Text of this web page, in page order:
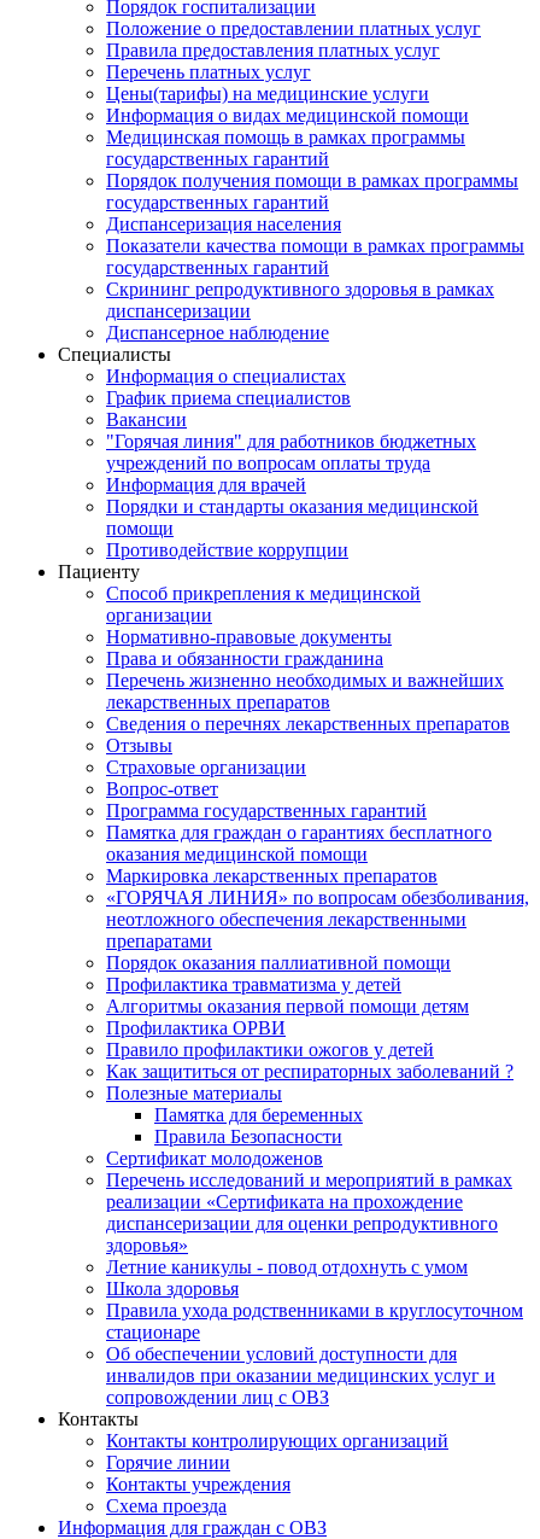
Порядок госпитализации
Положение о предоставлении платных услуг
Правила предоставления платных услуг
Перечень платных услуг
Цены(тарифы) на медицинские услуги
Информация о видах медицинской помощи
Медицинская помощь в рамках программы
государственных гарантий
Порядок получения помощи в рамках программы
государственных гарантий
Диспансеризация населения
Показатели качества помощи в рамках программы
государственных гарантий
Скрининг репродуктивного здоровья в рамках
диспансеризации
Диспансерное наблюдение
Специалисты
Информация о специалистах
График приема специалистов
Вакансии
"Горячая линия" для работников бюджетных
учреждений по вопросам оплаты труда
Информация для врачей
Порядки и стандарты оказания медицинской
помощи
Противодействие коррупции
Пациенту
Способ прикрепления к медицинской
организации
Нормативно-правовые документы
Права и обязанности гражданина
Перечень жизненно необходимых и важнейших
лекарственных препаратов
Сведения о перечнях лекарственных препаратов
Отзывы
Страховые организации
Вопрос-ответ
Программа государственных гарантий
Памятка для граждан о гарантиях бесплатного
оказания медицинской помощи
Маркировка лекарственных препаратов
«ГОРЯЧАЯ ЛИНИЯ» по вопросам обезболивания,
неотложного обеспечения лекарственными
препаратами
Порядок оказания паллиативной помощи
Профилактика травматизма у детей
Алгоритмы оказания первой помощи детям
Профилактика ОРВИ
Правило профилактики ожогов у детей
Как защититься от респираторных заболеваний ?
Полезные материалы
Памятка для беременных
Правила Безопасности
Сертификат молодоженов
Перечень исследований и мероприятий в рамках
реализации «Сертификата на прохождение
диспансеризации для оценки репродуктивного
здоровья»
Летние каникулы - повод отдохнуть с умом
Школа здоровья
Правила ухода родственниками в круглосуточном
стационаре
Об обеспечении условий доступности для
инвалидов при оказании медицинских услуг и
сопровождении лиц с ОВЗ
Контакты
Контакты контролирующих организаций
Горячие линии
Контакты учреждения
Схема проезда
Информация для граждан с ОВЗ